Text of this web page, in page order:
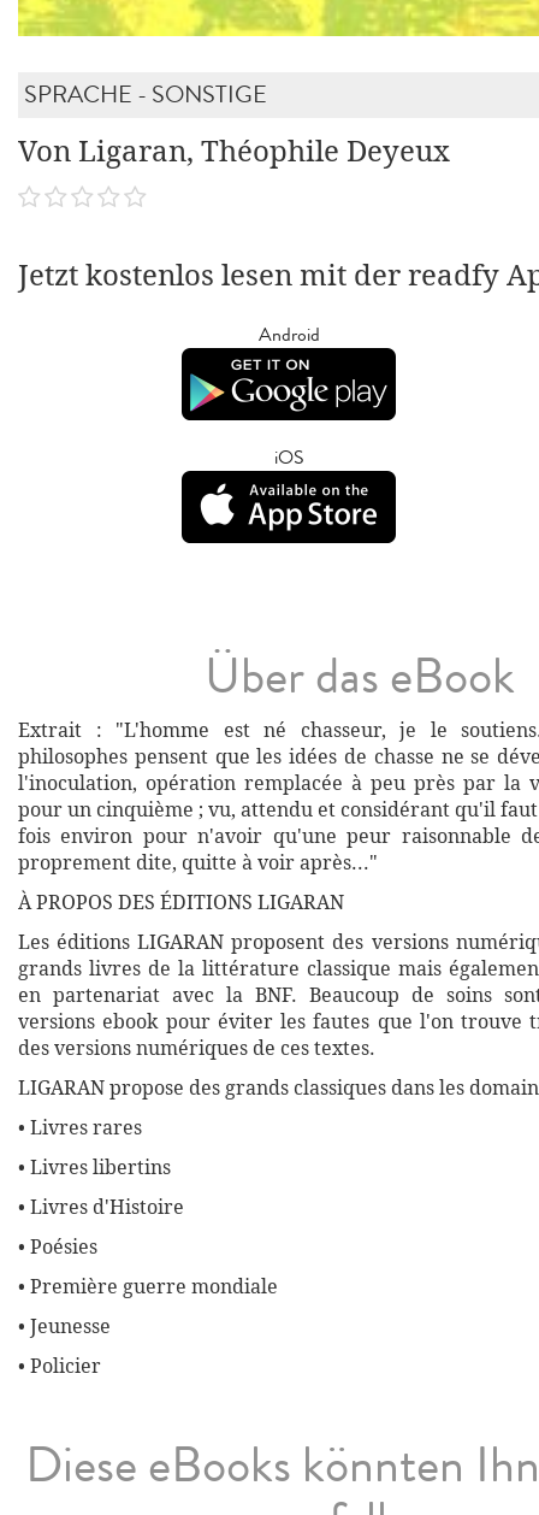
SPRACHE - SONSTIGE
Von Ligaran, Théophile Deyeux
Jetzt kostenlos lesen mit der readfy
Android
iOS
Über das eBook
Extrait : "L'homme est né chasseur, je le
philosophes pensent que les idées de chasse ne se
l'inoculation, opération remplacée à peu près par la
pour un cinquième ; vu, attendu et considérant qu'il
fois environ pour n'avoir qu'une peur raisonnable
proprement dite, quitte à voir après..."
À PROPOS DES ÉDITIONS LIGARAN
Les éditions LIGARAN proposent des versions
grands livres de la littérature classique mais
en partenariat avec la BNF. Beaucoup de soins
versions ebook pour éviter les fautes que l'on trouve
des versions numériques de ces textes.
LIGARAN propose des grands classiques dans les
• Livres rares
• Livres libertins
• Livres d'Histoire
• Poésies
• Première guerre mondiale
• Jeunesse
• Policier
Diese eBooks könnten